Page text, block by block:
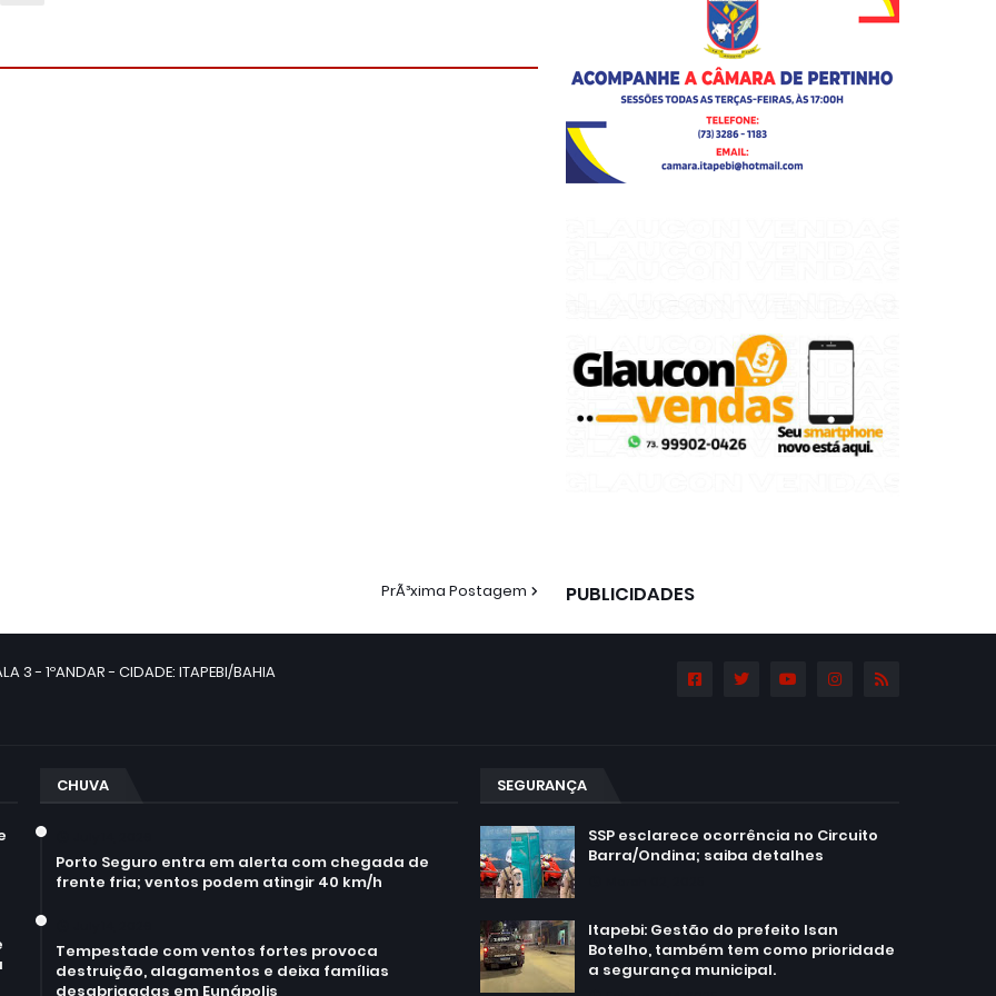
PrÃ³xima Postagem PUBLICIDADES
3 - 1ºANDAR - CIDADE: ITAPEBI/BAHIA
CHUVA
Porto Seguro entra em alerta com chegada de
frente fria; ventos podem atingir 40 km/h
Tempestade com ventos fortes provoca
destruição, alagamentos e deixa famílias
desabrigadas em Eunápolis
SEGURANÇA
SSP esclarece ocorrência no Circuito
Barra/Ondina; saiba detalhes
Itapebi: Gestão do prefeito Isan
Botelho, também tem como prioridade
a segurança municipal.